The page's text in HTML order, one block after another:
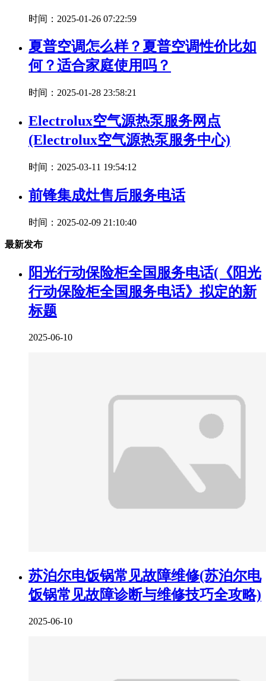
时间：2025-01-26 07:22:59
夏普空调怎么样？夏普空调性价比如
何？适合家庭使用吗？
时间：2025-01-28 23:58:21
Electrolux空气源热泵服务网点
(Electrolux空气源热泵服务中心)
时间：2025-03-11 19:54:12
前锋集成灶售后服务电话
时间：2025-02-09 21:10:40
最新发布
阳光行动保险柜全国服务电话(《阳光
行动保险柜全国服务电话》拟定的新
标题
2025-06-10
苏泊尔电饭锅常见故障维修(苏泊尔电
饭锅常见故障诊断与维修技巧全攻略)
2025-06-10